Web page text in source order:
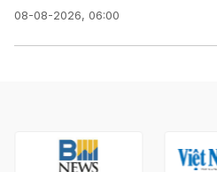
08-08-2026, 06:00